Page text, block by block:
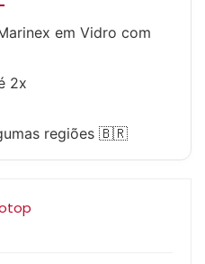
em Vidro com
2x
regiões 🇧🇷